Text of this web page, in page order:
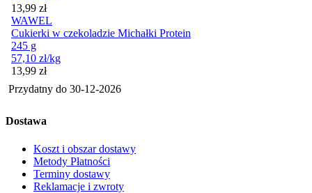
Cena
13,99 zł
WAWEL
Cukierki w czekoladzie Michałki Protein
245 g
57,10 zł/kg
Cena
13,99 zł
Przydatny do 30-12-2026
Dostawa
Koszt i obszar dostawy
Metody Płatności
Terminy dostawy
Reklamacje i zwroty